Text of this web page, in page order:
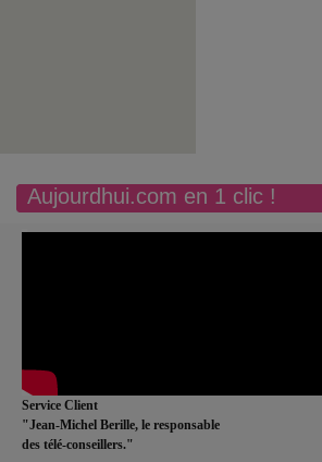
Aujourdhui.com en 1 clic !
Service Client
"Jean-Michel Berille, le responsable
des télé-conseillers."